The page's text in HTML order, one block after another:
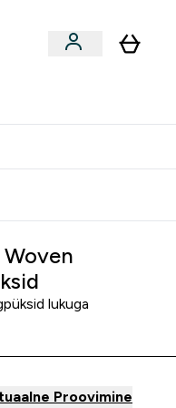
lukuga
Proovimine